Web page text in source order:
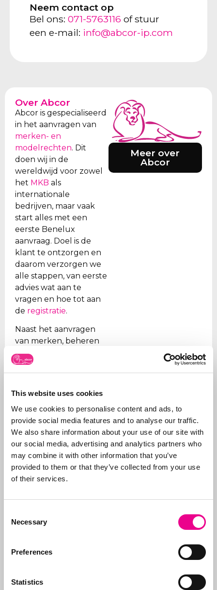
This website uses cookies
We use cookies to personalise content and ads, to
provide social media features and to analyse our traffic.
We also share information about your use of our site with
our social media, advertising and analytics partners who
may combine it with other information that you’ve
provided to them or that they’ve collected from your use
of their services.
Selection
Necessary
Preferences
Statistics
Neem contact op
Bel ons: 071-5763116 of stuur
een e-mail: info@abcor-ip.com
Over Abcor
Abcor is gespecialiseerd
in het aanvragen van
merken- en
modelrechten. Dit
doen wij in de
wereldwijd voor zowel
het MKB als
internationale
bedrijven, maar vaak
start alles met een
eerste Benelux
aanvraag. Doel is de
klant te ontzorgen en
daarom verzorgen we
alle stappen, van eerste
advies wat aan te
vragen en hoe tot aan
de registratie.
Naast het aanvragen
van merken, beheren
wij ook de portefeuilles
voor onze klanten. Wij
zorgen ervoor dat
vernieuwd, dat de
juiste organisaties
worden betaald (gezien
de vele frauduleuze
bedrijven) en
ondersteunen wij onze
klanten bij kwesties.
sparringpartner van
nieuwe producten en
claimen.
Meer over
Abcor